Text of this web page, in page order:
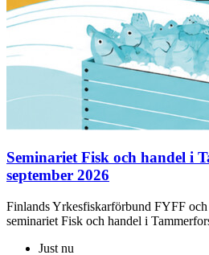
Seminariet Fisk och handel i
september 2026
Finlands Yrkesfiskarförbund FYFF
seminariet Fisk och handel i
Just nu